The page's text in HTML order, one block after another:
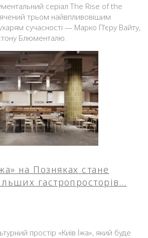
серіал The Rise of the
трьом найвпливовішим
сучасності — Марко П’єру Вайту,
Блюменталю.
на Позняках стане
гастропросторів…
простір «Київ Їжа», який буде